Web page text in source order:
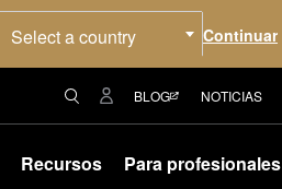
Select a country
BLOG NOTICIAS
Recursos Para profesionales